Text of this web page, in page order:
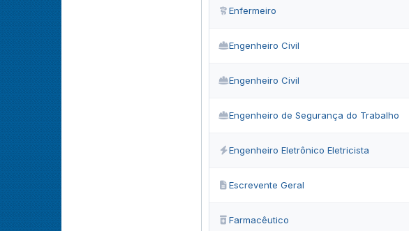
Enfermeiro
Engenheiro Civil
Engenheiro Civil
Engenheiro de Segurança do Trabalho
Engenheiro Eletrônico Eletricista
Escrevente Geral
Farmacêutico